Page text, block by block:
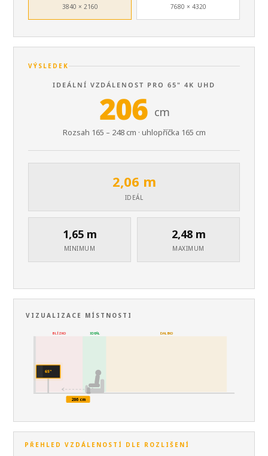
3840 × 2160 7680 × 4320
VÝSLEDEK
IDEÁLNÍ VZDÁLENOST PRO 65" 4K UHD
206 cm
Rozsah 165 – 248 cm · uhlopříčka 165 cm
1,65 m
MINIMUM
2,06 m
IDEÁL
2,48 m
MAXIMUM
VIZUALIZACE MÍSTNOSTI
BLÍZKO IDEÁL DALEKO
65"
206 cm
PŘEHLED VZDÁLENOSTÍ DLE ROZLIŠENÍ